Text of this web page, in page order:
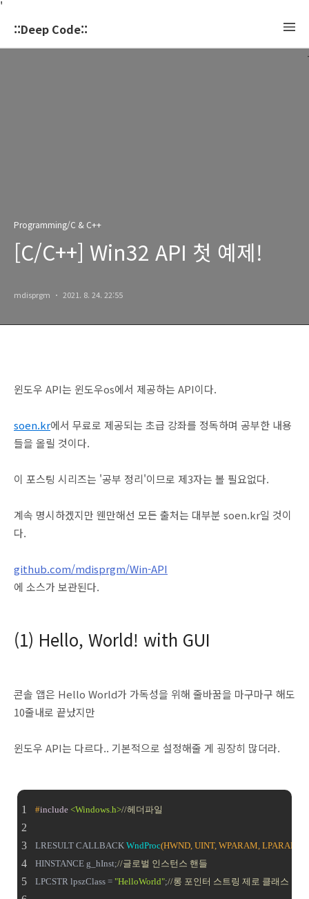
'
::Deep Code::
Programming/C & C++
[C/C++] Win32 API 첫 예제!
mdisprgm 2021. 8. 24. 22:55
윈도우 API는 윈도우os에서 제공하는 API이다.
soen.kr에서 무료로 제공되는 초급 강좌를 정독하며 공부한 내용
들을 올릴 것이다.
이 포스팅 시리즈는 '공부 정리'이므로 제3자는 볼 필요없다.
계속 명시하겠지만 웬만해선 모든 출처는 대부분 soen.kr일 것이
다.
github.com/mdisprgm/Win-API
에 소스가 보관된다.
(1) Hello, World! with GUI
콘솔 앱은 Hello World가 가독성을 위해 줄바꿈을 마구마구 해도
10줄내로 끝났지만
윈도우 API는 다르다.. 기본적으로 설정해줄 게 굉장히 많더라.
#include <Windows.h>//헤더파일
LRESULT CALLBACK WndProc(HWND, UINT, WPARAM, LPARAM)
HINSTANCE g_hInst;//글로벌 인스턴스 핸들
LPCSTR lpszClass = "HelloWorld";//롱 포인터 스트링 제로 클래스